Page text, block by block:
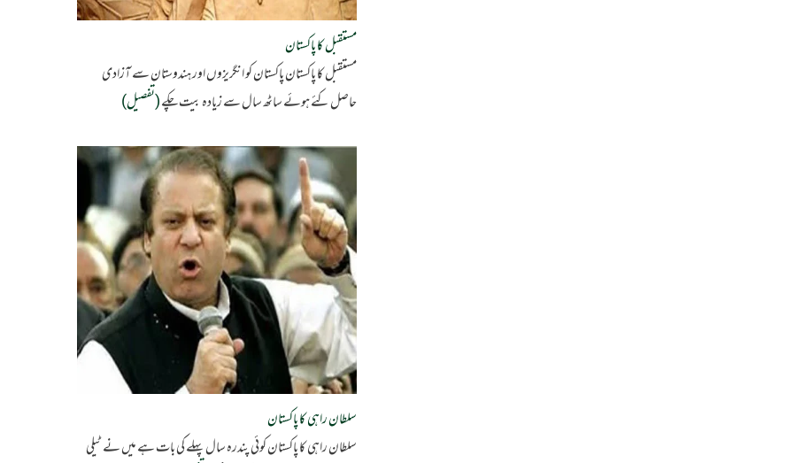
مستقبل کا پاکستان
مستقبل کا پاکستان پاکستان کو انگریزوں اور ہندوستان سے آزادی
حاصل کئے ہوئے ساٹھ سال سے زیادہ بیت چکے(تفصیل)
سلطان راہی کا پاکستان
سلطان راہی کا پاکستان کوئی پندرہ سال پہلے کی بات ہے میں نے ٹیلی